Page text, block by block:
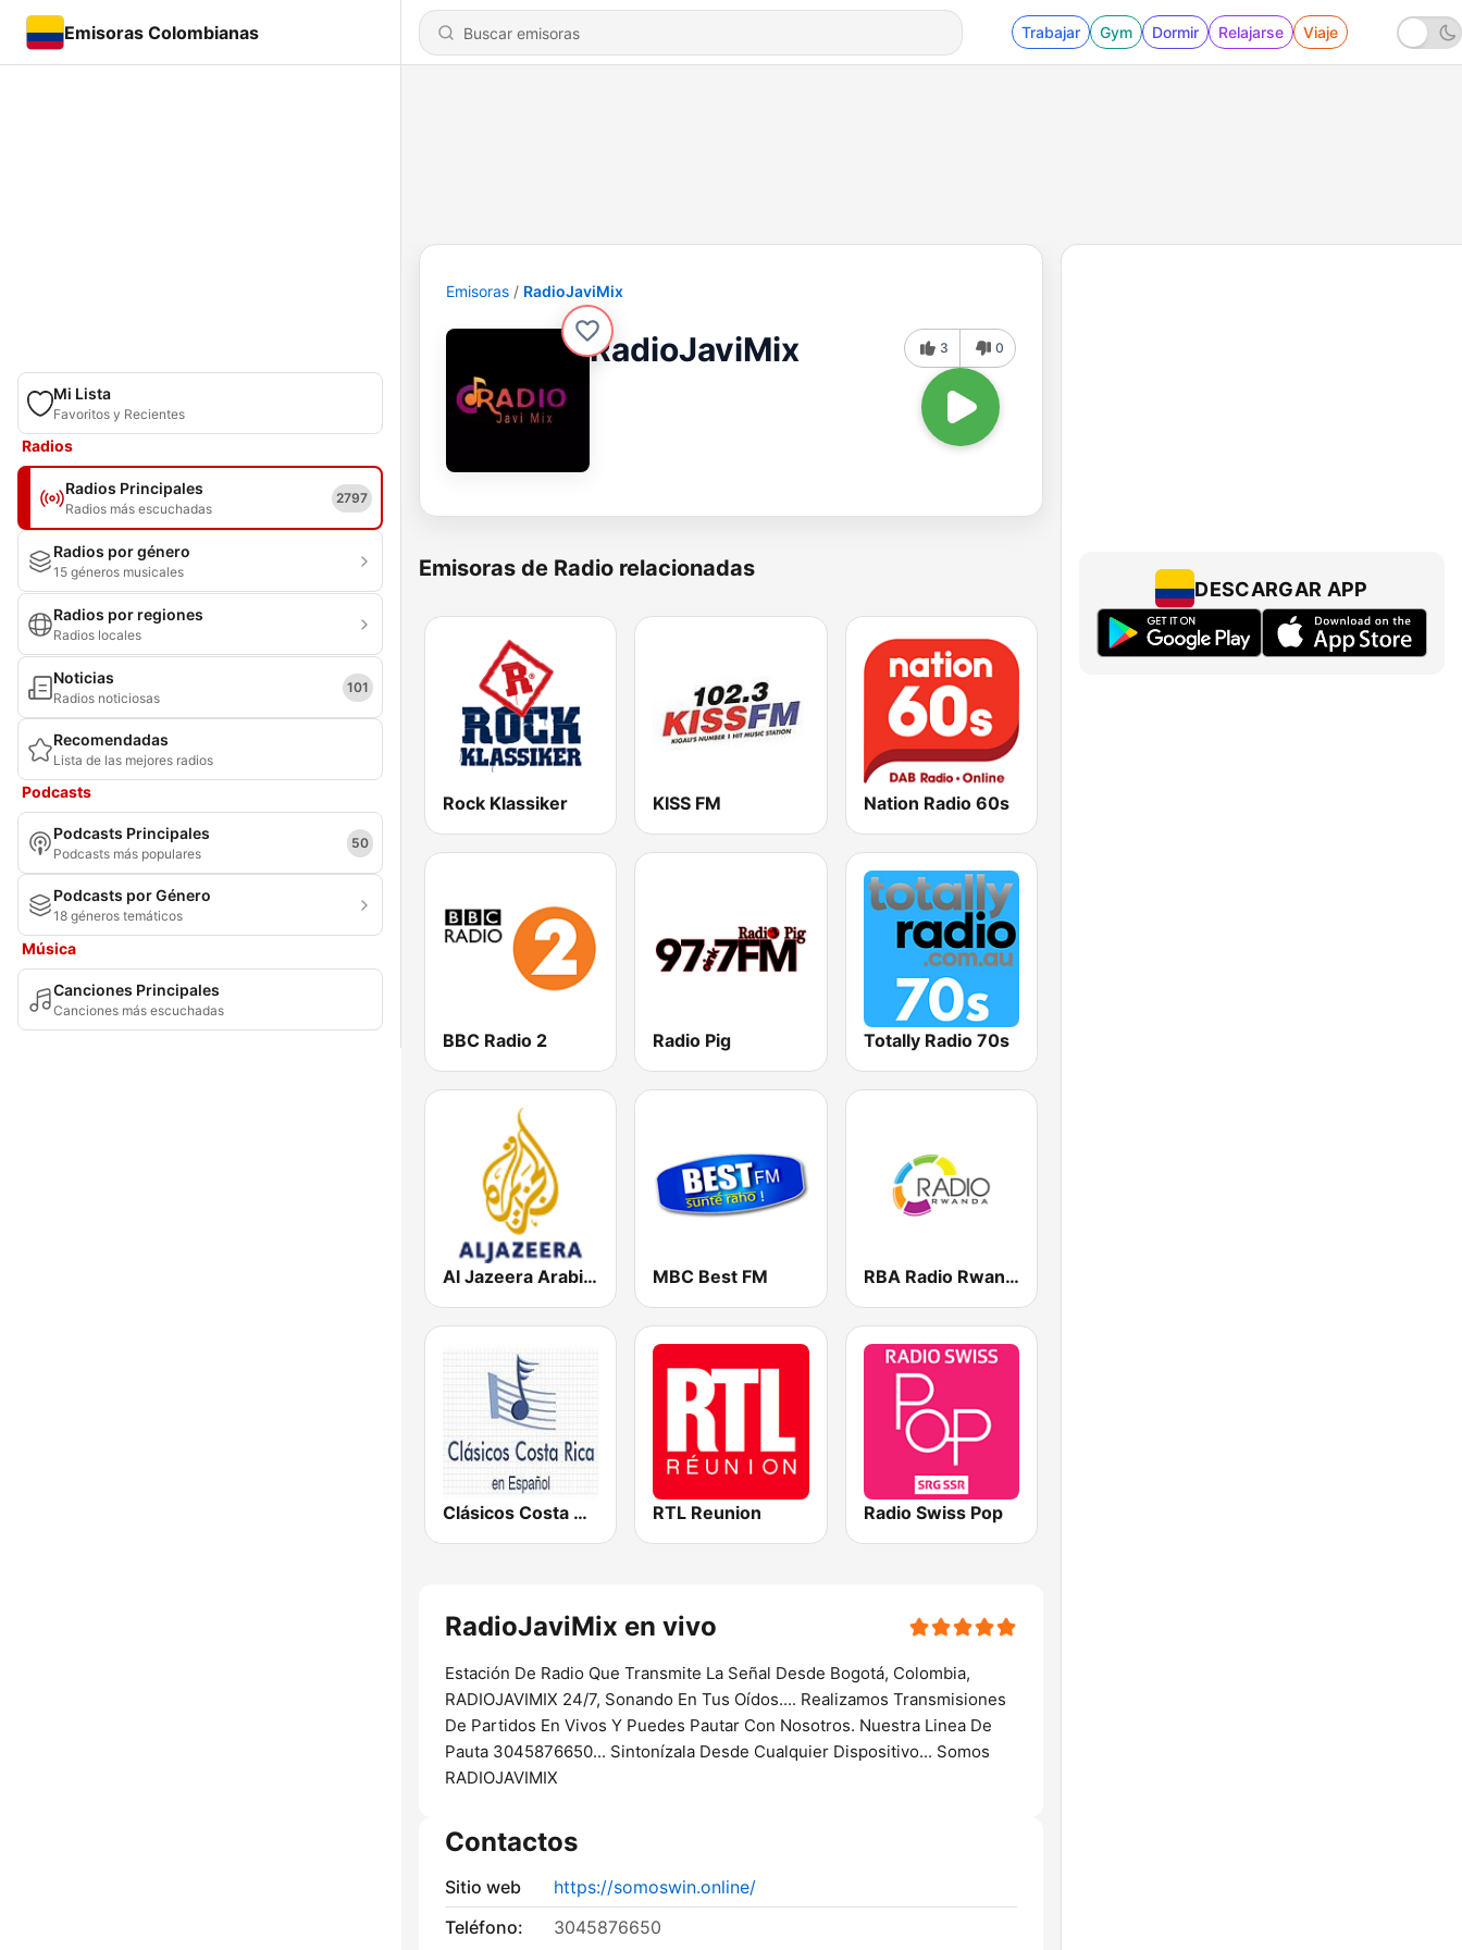
Emisoras Colombianas Trabajar Gym Dormir Relajarse Viaje
Mi Lista
Favoritos y Recientes
Radios
Radios Principales
Radios más escuchadas
2797
Radios por género
15 géneros musicales
Radios por regiones
Radios locales
Noticias
Radios noticiosas
101
Recomendadas
Lista de las mejores radios
Podcasts
Podcasts Principales
Podcasts más populares
50
Podcasts por Género
18 géneros temáticos
Música
Canciones Principales
Canciones más escuchadas
Emisoras RadioJaviMix
RadioJaviMix 3 0
Emisoras de Radio relacionadas
Rock Klassiker KISS FM Nation Radio 60s
BBC Radio 2 Radio Pig Totally Radio 70s
Al Jazeera Arabic (قناة الجزيرة) MBC Best FM RBA Radio Rwanda
Clásicos Costa Rica Español RTL Reunion Radio Swiss Pop
RadioJaviMix en vivo
Estación De Radio Que Transmite La Señal Desde Bogotá, Colombia,
RADIOJAVIMIX 24/7, Sonando En Tus Oídos.... Realizamos Transmisiones
De Partidos En Vivos Y Puedes Pautar Con Nosotros. Nuestra Linea De
Pauta 3045876650... Sintonízala Desde Cualquier Dispositivo... Somos
RADIOJAVIMIX
Contactos
Sitio web
https://somoswin.online/
Teléfono:
3045876650
DESCARGAR APP